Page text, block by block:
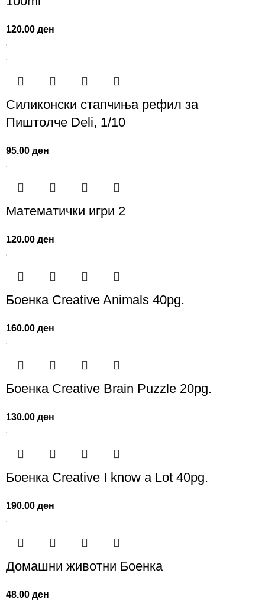
120.00ден
Силиконски стапчиња рефил за
Пиштолче Deli, 1/10
95.00ден
Математички игри 2
120.00ден
Боенка Creative Animals 40pg.
160.00ден
Боенка Creative Brain Puzzle 20pg.
130.00ден
Боенка Creative I know a Lot 40pg.
190.00ден
Домашни животни Боенка
48.00ден